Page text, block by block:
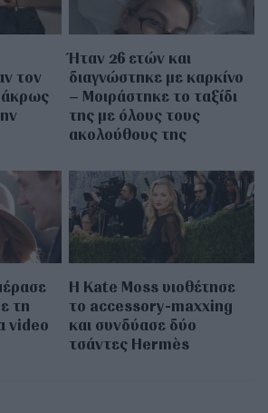
τον
άκρως
Ήταν 26 ετών και
διαγνώστηκε με καρκίνο
– Μοιράστηκε το ταξίδι
της με όλους τους
ακολούθους της
τη
video
Η Kate Moss υιοθέτησε
τo accessory-maxxing
και συνδύασε δύο
τσάντες Hermès